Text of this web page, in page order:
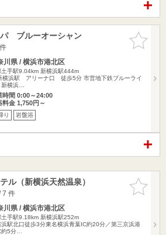
お気に入
りに追加
ブルーオーシャン
川県 / 横浜市港北区
土手駅9.04km 新横浜駅444m
横浜駅 アリーナ口 徒歩5分 市営地下鉄ブルーライ
横浜…
時間 0:00～24:00
料金 1,750円～
り 岩盤浴
お気に入
りに追加
ル（新横浜天然温泉）
件
川県 / 横浜市港北区
土手駅9.18km 新横浜駅252m
浜駅北口徒歩3分東名横浜青葉IC約20分／第三京浜港
約5分…